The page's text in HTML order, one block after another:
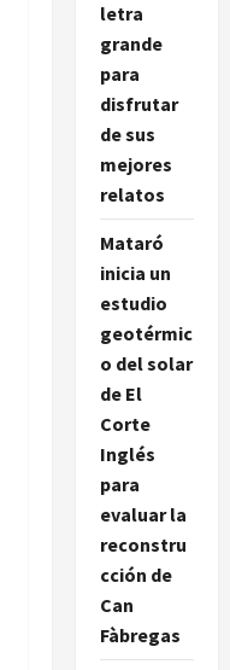
letra
grande
para
disfrutar
de sus
mejores
relatos
Mataró
inicia un
estudio
geotérmic
o del solar
de El
Corte
Inglés
para
evaluar la
reconstru
cción de
Can
Fàbregas